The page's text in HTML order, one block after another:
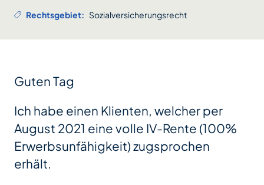
Rechtsgebiet: Sozialversicherungsrecht
Guten Tag
Ich habe einen Klienten, welcher per
August 2021 eine volle IV-Rente (100%
Erwerbsunfähigkeit) zugsprochen
erhält.